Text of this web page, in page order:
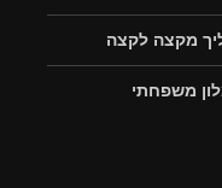
מקצה לקצה
משפחתי